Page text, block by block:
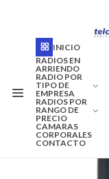
INICIO
RADIOS EN
ARRIENDO
RADIO POR
TIPO DE
EMPRESA
RADIOS POR
RANGO DE
PRECIO
CAMARAS
CORPORALES
CONTACTO
Inicio
Arriendo
ARRIENDO RADIO
NACIONAL